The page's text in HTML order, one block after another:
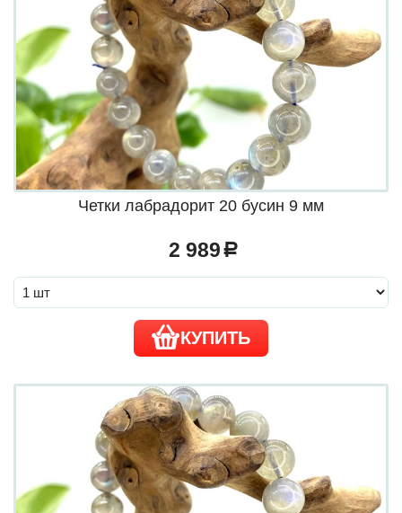
Четки лабрадорит 20 бусин 9 мм
2 989 a
КУПИТЬ